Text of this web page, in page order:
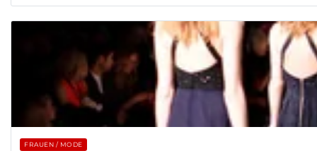
FRAUEN / MODE